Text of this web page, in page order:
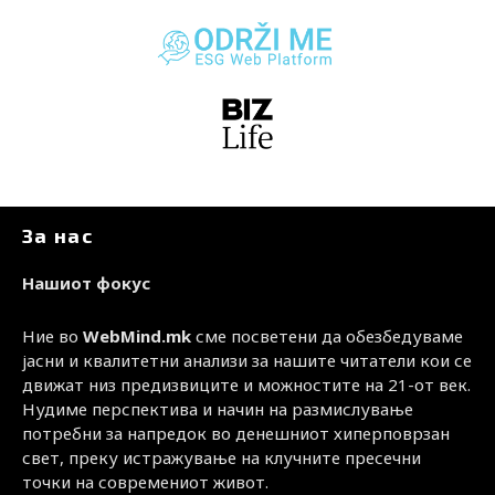
За нас
Нашиот фокус
Ние во WebMind.mk сме посветени да обезбедуваме
јасни и квалитетни анализи за нашите читатели кои се
движат низ предизвиците и можностите на 21-от век.
Нудиме перспектива и начин на размислување
потребни за напредок во денешниот хиперповрзан
свет, преку истражување на клучните пресечни
точки на современиот живот.